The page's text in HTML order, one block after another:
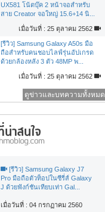
UX581 โน้ตบุ๊ค 2 หน้าจอสำหรับ
สาย Creator จอใหญ่ 15.6+14 นิ...
เมื่อวันที่ : 25 ตุลาคม 2562
[รีวิว] Samsung Galaxy A50s มือ
ถือสำหรับคนชอบไลฟ์รุ่นอัปเกรด
ด้วยกล้องหลัง 3 ตัว 48MP พ...
เมื่อวันที่ : 25 ตุลาคม 2562
ดูข่าวและบทความทั้งหมด
[รีวิว] Samsung Galaxy J7
Pro มือถือตัวท็อปในซีรี่ส์ Galaxy
J ด้วยฟังก์ชันเทียบเท่า Gal...
เมื่อวันที่ : 04 กรกฏาคม 2560